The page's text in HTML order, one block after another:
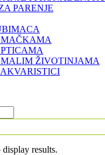
PARENJE
MAČKAMA
MALIM ŽIVOTINJAMA
display results.